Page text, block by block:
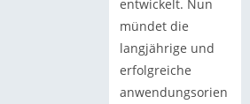
entwickelt. Nun
mündet die
langjährige und
erfolgreiche
anwendungsorien